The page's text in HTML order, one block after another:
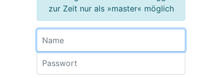
zur Zeit nur als »master« möglich